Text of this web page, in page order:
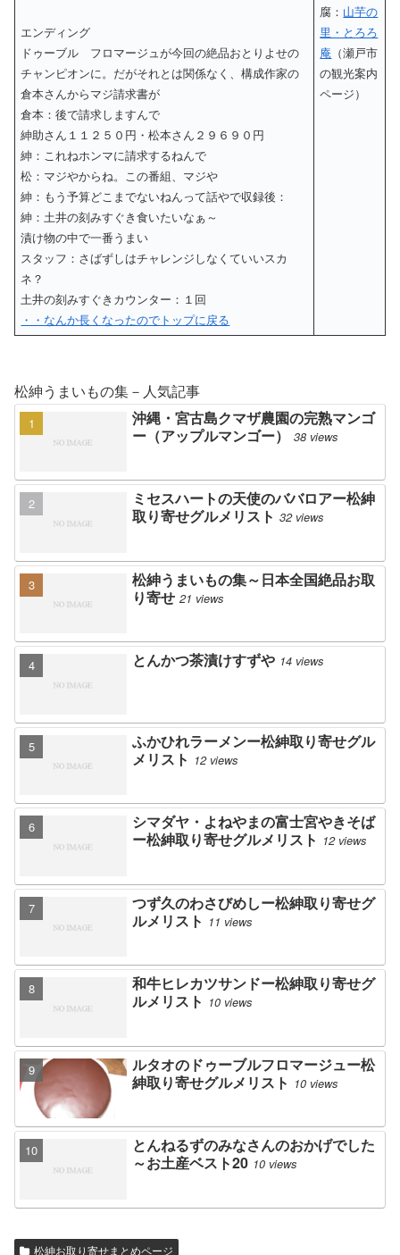
エンディング
ドゥーブル フロマージュが今回の絶品おとりよせの
チャンピオンに。だがそれとは関係なく、構成作家の
倉本さんからマジ請求書が
倉本：後で請求しますんで
紳助さん１１２５０円・松本さん２９６９０円
紳：これねホンマに請求するねんで
松：マジやからね。この番組、マジや
紳：もう予算どこまでないねんって話やで収録後：
紳：土井の刻みすぐき食いたいなぁ～
漬け物の中で一番うまい
スタッフ：さばずしはチャレンジしなくていいスカ
ネ？
土井の刻みすぐきカウンター：１回
・・なんか長くなったのでトップに戻る
腐： 山芋の
里・とろろ
庵 （瀬戸市
の観光案内
ページ）
松紳うまいもの集－人気記事
沖縄・宮古島クマザ農園の完熟マンゴ
ー（アップルマンゴー）
38 views
ミセスハートの天使のババロアー松紳
取り寄せグルメリスト 32 views
松紳うまいもの集～日本全国絶品お取
り寄せ 21 views
とんかつ茶漬けすずや 14 views
ふかひれラーメンー松紳取り寄せグル
メリスト 12 views
シマダヤ・よねやまの富士宮やきそば
ー松紳取り寄せグルメリスト 12 views
つず久のわさびめしー松紳取り寄せグ
ルメリスト 11 views
和牛ヒレカツサンドー松紳取り寄せグ
ルメリスト 10 views
ルタオのドゥーブルフロマージュー松
紳取り寄せグルメリスト 10 views
とんねるずのみなさんのおかげでした
～お土産ベスト20 10 views
松紳お取り寄せまとめページ